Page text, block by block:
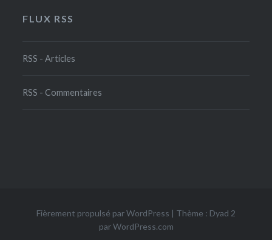
FLUX RSS
RSS - Articles
RSS - Commentaires
Fièrement propulsé par WordPress | Thème : Dyad 2
parWordPress.com